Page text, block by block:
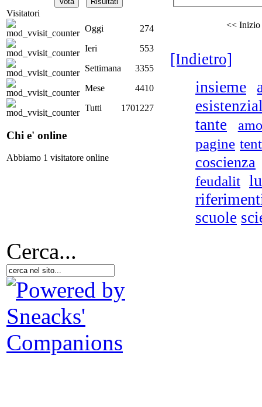
Il
Visitatori
Oggi
274
Ieri
553
Settimana
3355
Mese
4410
Tutti
1701227
Chi e' online
Abbiamo 1 visitatore online
<< Inizio
[Indietro]
insieme
tante
pagine
coscienza
feudalit
scuole
Cerca...